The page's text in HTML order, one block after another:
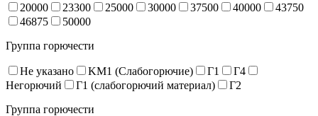
20000
23300 25000 30000 37500 40000
43750
46875
50000
Группа горючести
Не указано KM1 (Слабогорючие) Г1
Г4
Негорючий
Г1 (слабогорючий материал)
Г2
Группа горючести